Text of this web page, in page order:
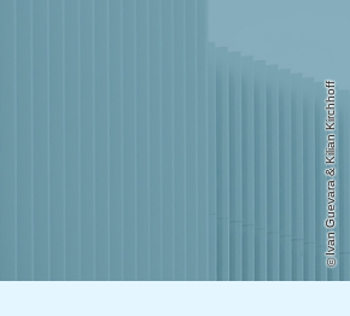
Ivan Guevara & Kilian Kirchhoff